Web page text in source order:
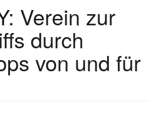
Verein zur
durch
von und für